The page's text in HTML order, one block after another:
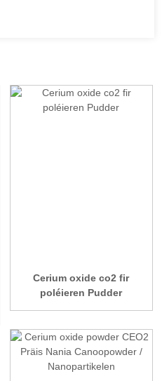
Cerium oxide co2 fir
poléieren Pudder